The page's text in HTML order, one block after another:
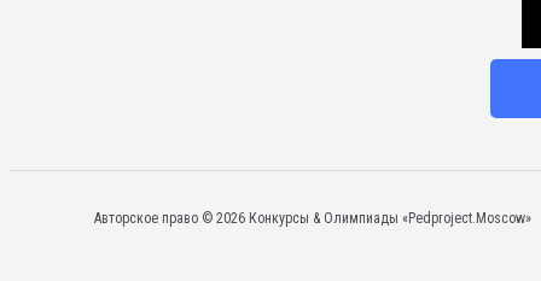
Авторское право © 2026 Конкурсы & Олимпиады «Pedproject.Moscow»